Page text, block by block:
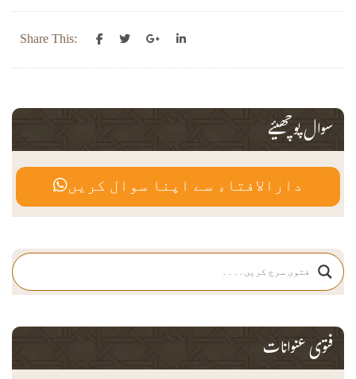
Share This:
سوال پوچھیئے
دارالافتاء سے اپنا سوال کریں
فتوی عنوانات